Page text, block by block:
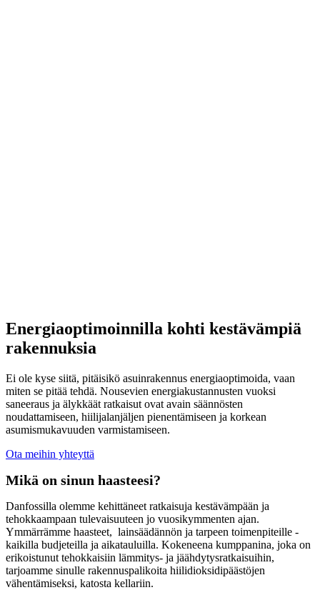
Energiaoptimoinnilla kohti kestävämpiä
rakennuksia
Ei ole kyse siitä, pitäisikö asuinrakennus energiaoptimoida, vaan
miten se pitää tehdä. Nousevien energiakustannusten vuoksi
saneeraus ja älykkäät ratkaisut ovat avain säännösten
noudattamiseen, hiilijalanjäljen pienentämiseen ja korkean
asumismukavuuden varmistamiseen.
Ota meihin yhteyttä
Mikä on sinun haasteesi?
Danfossilla olemme kehittäneet ratkaisuja kestävämpään ja
tehokkaampaan tulevaisuuteen jo vuosikymmenten ajan.
Ymmärrämme haasteet, lainsäädännön ja tarpeen toimenpiteille -
kaikilla budjeteilla ja aikatauluilla. Kokeneena kumppanina, joka on
erikoistunut tehokkaisiin lämmitys- ja jäähdytysratkaisuihin,
tarjoamme sinulle rakennuspalikoita hiilidioksidipäästöjen
vähentämiseksi, katosta kellariin.